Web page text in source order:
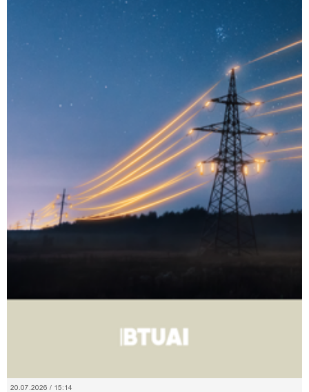
20.07.2026 / 15:14